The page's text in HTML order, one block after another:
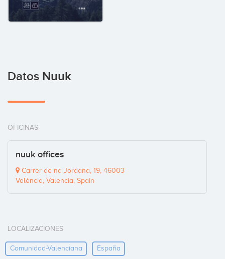
Datos Nuuk
OFICINAS
nuuk offices
Carrer de na Jordana, 19, 46003
València, Valencia, Spain
LOCALIZACIONES
Comunidad-Valenciana España